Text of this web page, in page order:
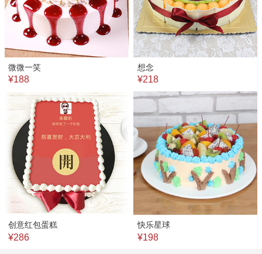
微微一笑
¥188
想念
¥218
创意红包蛋糕
¥286
快乐星球
¥198